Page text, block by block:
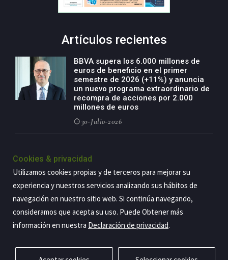
Artículos recientes
BBVA supera los 6.000 millones de
euros de beneficio en el primer
semestre de 2026 (+11%) y anuncia
un nuevo programa extraordinario de
recompra de acciones por 2.000
millones de euros
30-Julio-2026
negocio agro con un modelo global
de especialización presente en siete
países
29-Julio-2026
Cookies & privacidad
Utilizamos cookies propias y de terceros para mejorar su
experiencia y nuestros servicios analizando sus hábitos de
navegación en nuestro sitio web. Si continúa navegando,
consideramos que acepta su uso. Puede Obtener más
información en nuestra Declaración de privacidad.